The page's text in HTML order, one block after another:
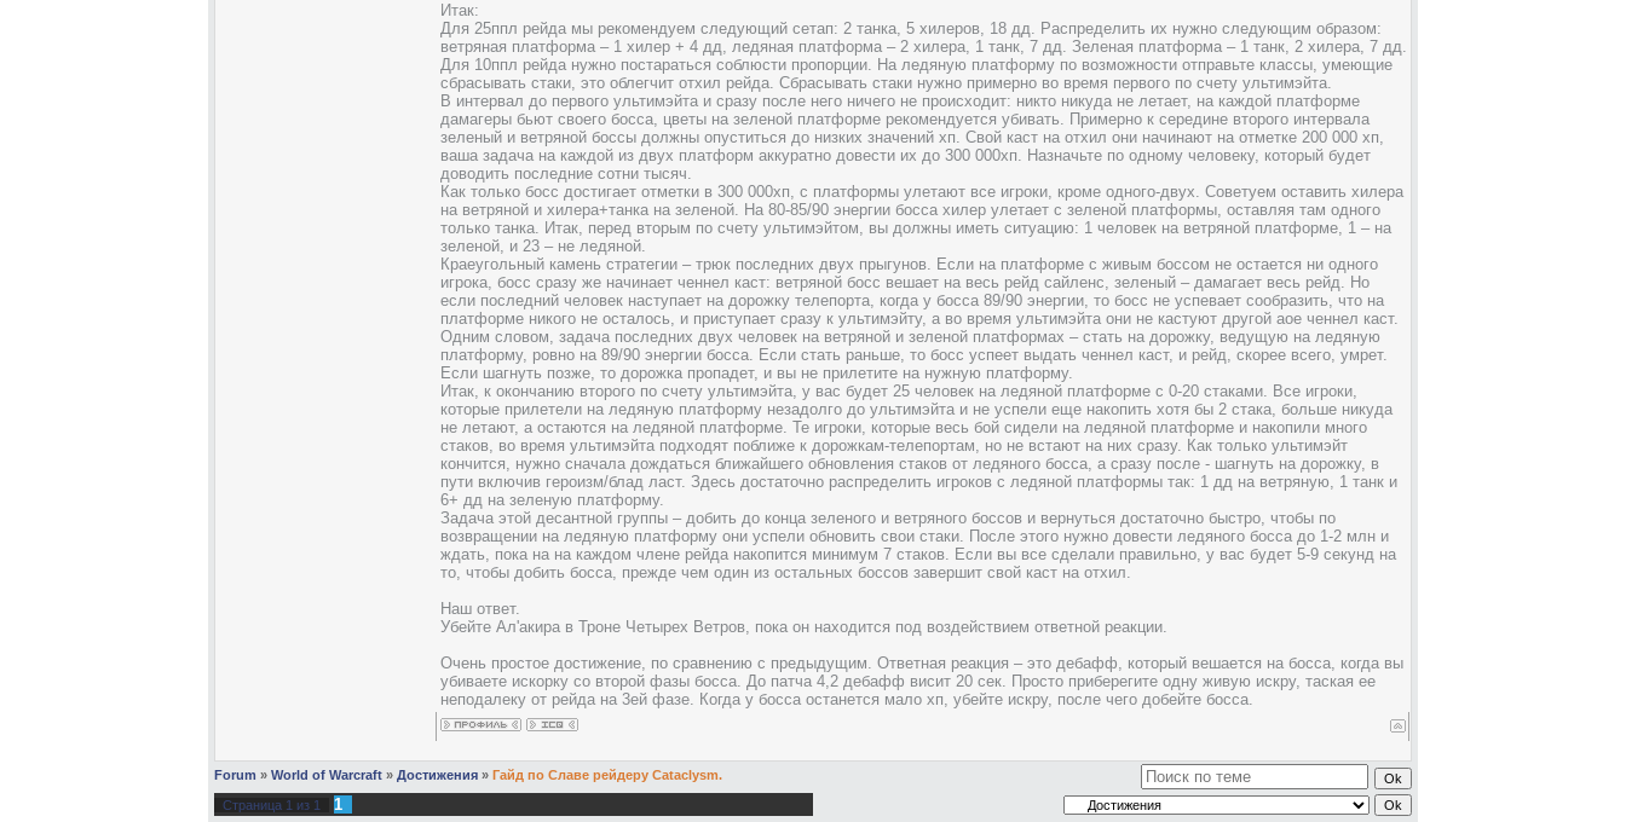
Итак:
Для 25ппл рейда мы рекомендуем следующий сетап: 2 танка, 5 хилеров, 18 дд. Распределить их нужно следующим образом:
ветряная платформа – 1 хилер + 4 дд, ледяная платформа – 2 хилера, 1 танк, 7 дд. Зеленая платформа – 1 танк, 2 хилера, 7 дд.
Для 10ппл рейда нужно постараться соблюсти пропорции. На ледяную платформу по возможности отправьте классы, умеющие
сбрасывать стаки, это облегчит отхил рейда. Сбрасывать стаки нужно примерно во время первого по счету ультимэйта.
В интервал до первого ультимэйта и сразу после него ничего не происходит: никто никуда не летает, на каждой платформе
дамагеры бьют своего босса, цветы на зеленой платформе рекомендуется убивать. Примерно к середине второго интервала
зеленый и ветряной боссы должны опуститься до низких значений хп. Свой каст на отхил они начинают на отметке 200 000 хп,
ваша задача на каждой из двух платформ аккуратно довести их до 300 000хп. Назначьте по одному человеку, который будет
доводить последние сотни тысяч.
Как только босс достигает отметки в 300 000хп, с платформы улетают все игроки, кроме одного-двух. Советуем оставить хилера
на ветряной и хилера+танка на зеленой. На 80-85/90 энергии босса хилер улетает с зеленой платформы, оставляя там одного
только танка. Итак, перед вторым по счету ультимэйтом, вы должны иметь ситуацию: 1 человек на ветряной платформе, 1 – на
зеленой, и 23 – не ледяной.
Краеугольный камень стратегии – трюк последних двух прыгунов. Если на платформе с живым боссом не остается ни одного
игрока, босс сразу же начинает ченнел каст: ветряной босс вешает на весь рейд сайленс, зеленый – дамагает весь рейд. Но
если последний человек наступает на дорожку телепорта, когда у босса 89/90 энергии, то босс не успевает сообразить, что на
платформе никого не осталось, и приступает сразу к ультимэйту, а во время ультимэйта они не кастуют другой аое ченнел каст.
Одним словом, задача последних двух человек на ветряной и зеленой платформах – стать на дорожку, ведущую на ледяную
платформу, ровно на 89/90 энергии босса. Если стать раньше, то босс успеет выдать ченнел каст, и рейд, скорее всего, умрет.
Если шагнуть позже, то дорожка пропадет, и вы не прилетите на нужную платформу.
Итак, к окончанию второго по счету ультимэйта, у вас будет 25 человек на ледяной платформе с 0-20 стаками. Все игроки,
которые прилетели на ледяную платформу незадолго до ультимэйта и не успели еще накопить хотя бы 2 стака, больше никуда
не летают, а остаются на ледяной платформе. Те игроки, которые весь бой сидели на ледяной платформе и накопили много
стаков, во время ультимэйта подходят поближе к дорожкам-телепортам, но не встают на них сразу. Как только ультимэйт
кончится, нужно сначала дождаться ближайшего обновления стаков от ледяного босса, а сразу после - шагнуть на дорожку, в
пути включив героизм/блад ласт. Здесь достаточно распределить игроков с ледяной платформы так: 1 дд на ветряную, 1 танк и
6+ дд на зеленую платформу.
Задача этой десантной группы – добить до конца зеленого и ветряного боссов и вернуться достаточно быстро, чтобы по
возвращении на ледяную платформу они успели обновить свои стаки. После этого нужно довести ледяного босса до 1-2 млн и
ждать, пока на на каждом члене рейда накопится минимум 7 стаков. Если вы все сделали правильно, у вас будет 5-9 секунд на
то, чтобы добить босса, прежде чем один из остальных боссов завершит свой каст на отхил.
Наш ответ.
Убейте Ал'акира в Троне Четырех Ветров, пока он находится под воздействием ответной реакции.
Очень простое достижение, по сравнению с предыдущим. Ответная реакция – это дебафф, который вешается на босса, когда вы
убиваете искорку со второй фазы босса. До патча 4,2 дебафф висит 20 сек. Просто приберегите одну живую искру, таская ее
неподалеку от рейда на 3ей фазе. Когда у босса останется мало хп, убейте искру, после чего добейте босса.
Forum » World of Warcraft » Достижения » Гайд по Славе рейдеру Cataclysm.
Страница 1 из 1 1